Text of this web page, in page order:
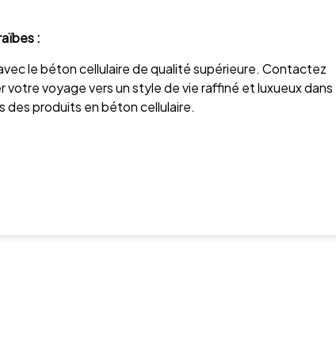
:
le béton cellulaire de qualité supérieure. Contactez
voyage vers un style de vie raffiné et luxueux dans
des produits en béton cellulaire.